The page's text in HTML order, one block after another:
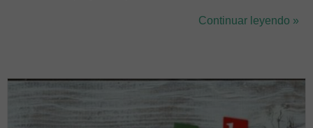
tendemos a pensar que, o eres bueno en matemáticas, o se te
Continuar leyendo »